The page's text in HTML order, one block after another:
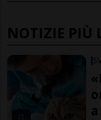
NOTIZIE PIÙ